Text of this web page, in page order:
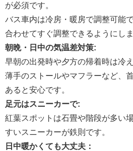
が必須です。
バス車内は冷房・暖房で調整可能
合わせてすぐ調整できるようにしま
朝晩・日中の気温差対策:
早朝の出発時や夕方の帰着時は冷
薄手のストールやマフラーなど、
あると安心です。
足元はスニーカーで:
紅葉スポットは石畳や階段が多い
すいスニーカーが鉄則です。
日中暖かくても大丈夫：